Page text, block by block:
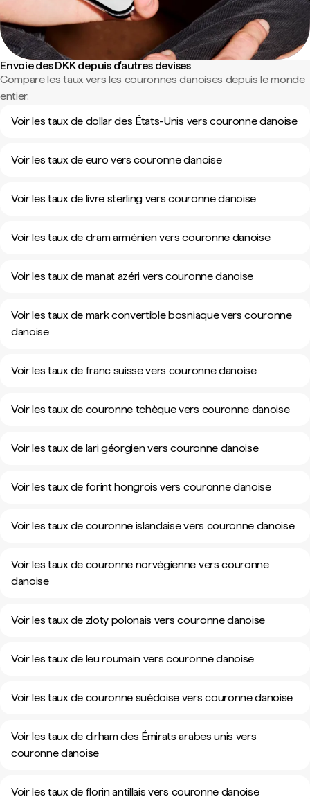
Envoie des DKK depuis d'autres devises
Compare les taux vers les couronnes danoises depuis le monde
entier.
Voir les taux de dollar des États-Unis vers couronne danoise
Voir les taux de euro vers couronne danoise
Voir les taux de livre sterling vers couronne danoise
Voir les taux de dram arménien vers couronne danoise
Voir les taux de manat azéri vers couronne danoise
Voir les taux de mark convertible bosniaque vers couronne
danoise
Voir les taux de franc suisse vers couronne danoise
Voir les taux de couronne tchèque vers couronne danoise
Voir les taux de lari géorgien vers couronne danoise
Voir les taux de forint hongrois vers couronne danoise
Voir les taux de couronne islandaise vers couronne danoise
Voir les taux de couronne norvégienne vers couronne
danoise
Voir les taux de zloty polonais vers couronne danoise
Voir les taux de leu roumain vers couronne danoise
Voir les taux de couronne suédoise vers couronne danoise
Voir les taux de dirham des Émirats arabes unis vers
couronne danoise
Voir les taux de florin antillais vers couronne danoise